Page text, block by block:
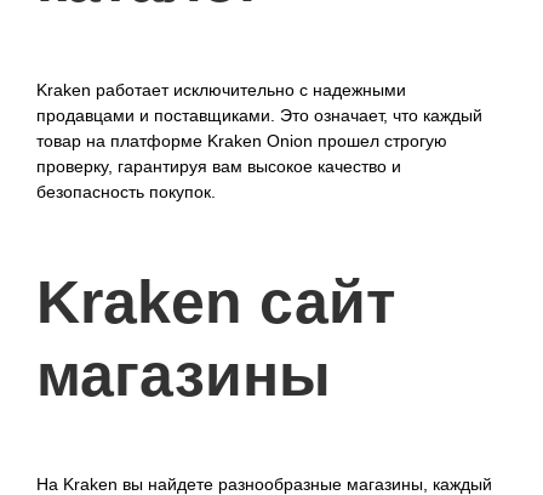
Kraken работает исключительно с надежными
продавцами и поставщиками. Это означает, что каждый
товар на платформе Kraken Onion прошел строгую
проверку, гарантируя вам высокое качество и
безопасность покупок.
Kraken сайт
магазины
На Kraken вы найдете разнообразные магазины, каждый